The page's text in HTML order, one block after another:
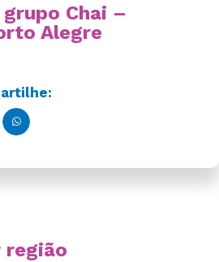
Chai –
Alegre
região